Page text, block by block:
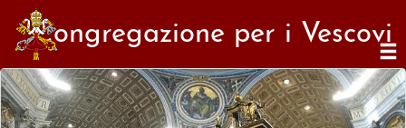
Congregazione per i Vescovi